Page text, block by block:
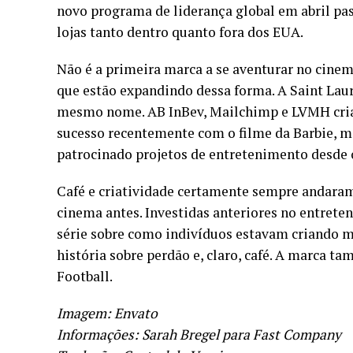
novo programa de liderança global em abril
lojas tanto dentro quanto fora dos EUA.
Não é a primeira marca a se aventurar no
que estão expandindo dessa forma. A Saint
mesmo nome. AB InBev, Mailchimp e LVMH
sucesso recentemente com o filme da Barbie,
patrocinado projetos de entretenimento desde
Café e criatividade certamente sempre
cinema antes. Investidas anteriores no
série sobre como indivíduos estavam criando
história sobre perdão e, claro, café. A marca
Football.
Imagem: Envato
Informações: Sarah Bregel para Fast Company